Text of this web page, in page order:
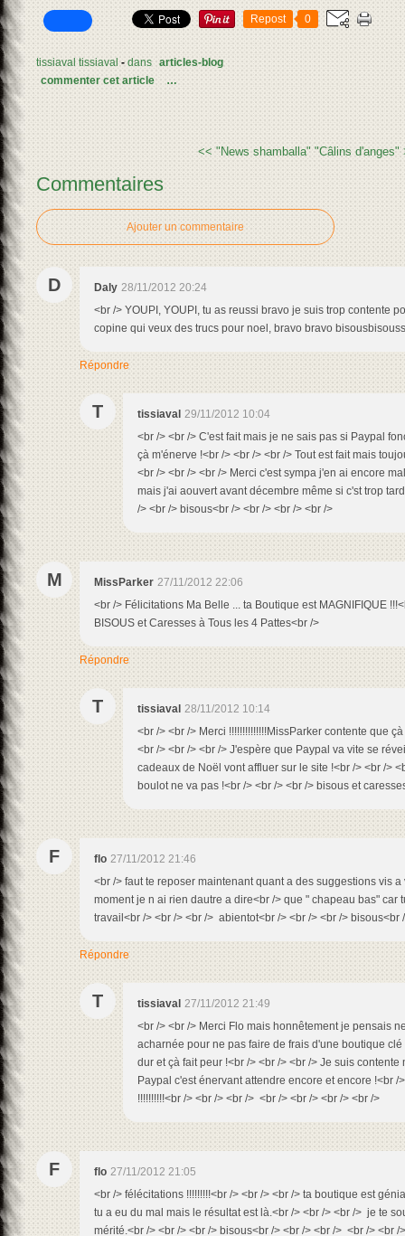
Repost 0
tissiaval tissiaval - dans articles-blog
commenter cet article
…
<< "News shamballa" "Câlins d'anges"
Commentaires
Ajouter un commentaire
D Daly 28/11/2012 20:24
<br /> YOUPI, YOUPI, tu as reussi bravo je suis trop contente
copine qui veux des trucs pour noel, bravo bravo
Répondre
T tissiaval 29/11/2012 10:04
<br /> <br /> C'est fait mais je ne sais pas si Paypal
çà m'énerve !<br /> <br /> <br /> Tout est fait mais
<br /> <br /> <br /> Merci c'est sympa j'en ai encore
mais j'ai aouvert avant décembre même si c'st trop
/> <br /> bisous<br /> <br /> <br /> <br />
M MissParker 27/11/2012 22:06
<br /> Félicitations Ma Belle ... ta Boutique est MAGNIFIQUE
BISOUS et Caresses à Tous les 4 Pattes<br />
Répondre
T tissiaval 28/11/2012 10:14
<br /> <br /> Merci !!!!!!!!!!!!!!MissParker contente que
<br /> <br /> <br /> J'espère que Paypal va vite se
cadeaux de Noël vont affluer sur le site !<br /> <br />
boulot ne va pas !<br /> <br /> <br /> bisous et
F flo 27/11/2012 21:46
<br /> faut te reposer maintenant quant a des suggestions vis
moment je n ai rien dautre a dire<br /> que " chapeau bas" car
travail<br /> <br /> <br /> abientot<br /> <br /> <br /> bisous<br
Répondre
T tissiaval 27/11/2012 21:49
<br /> <br /> Merci Flo mais honnêtement je pensais
acharnée pour ne pas faire de frais d'une boutique
dur et çà fait peur !<br /> <br /> <br /> Je suis
Paypal c'est énervant attendre encore et encore !<br /
!!!!!!!!!!<br /> <br /> <br /> <br /> <br /> <br /> <br />
F flo 27/11/2012 21:05
<br /> félécitations !!!!!!!!!<br /> <br /> <br /> ta boutique est
tu a eu du mal mais le résultat est là.<br /> <br /> <br /> je te
mérité.<br /> <br /> <br /> bisous<br /> <br /> <br /> <br /> <br /